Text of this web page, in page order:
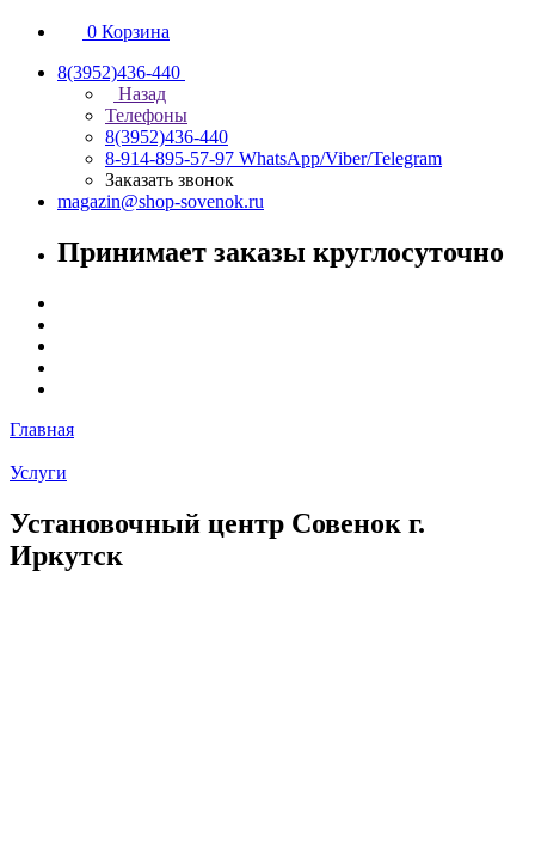
0 Корзина
8(3952)436-440
Назад
Телефоны
8(3952)436-440
8-914-895-57-97 WhatsApp/Viber/Telegram
Заказать звонок
magazin@shop-sovenok.ru
Принимает заказы круглосуточно
Главная
Услуги
Установочный центр Совенок г.
Иркутск